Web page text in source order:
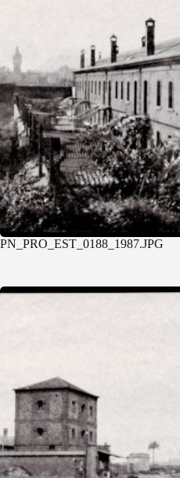
PN_PRO_EST_0188_1987.JPG